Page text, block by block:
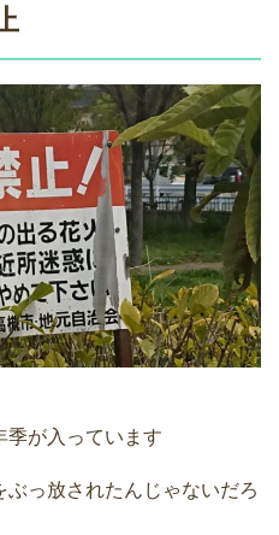
季が入っています
っ放されたんじゃないだろ